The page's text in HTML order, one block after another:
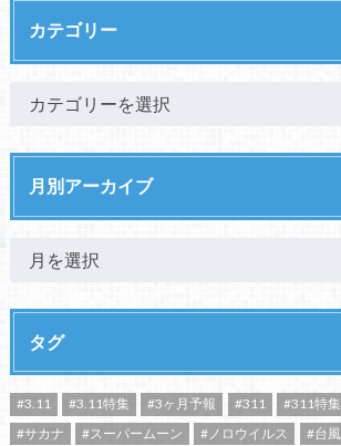
カテゴリー
月別アーカイブ
タグ
#3.11 #3.11特集 #3ヶ月予報 #311 #311特集
#サカナ
#スーパームーン #ノロウイルス #台風